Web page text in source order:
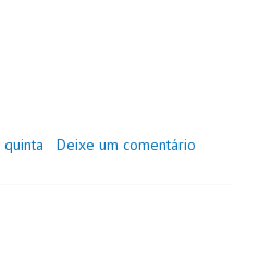
quinta Deixe um comentário